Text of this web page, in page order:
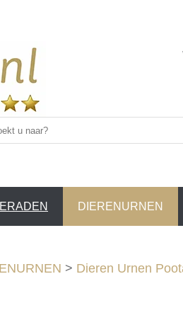
DIERENURNEN
> Dieren Urnen